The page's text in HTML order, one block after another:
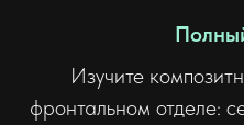
Изучите
фронтальном отделе: